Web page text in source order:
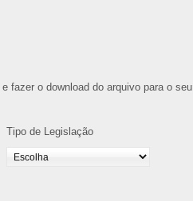
fazer o download do arquivo para o seu
Tipo de Legislação